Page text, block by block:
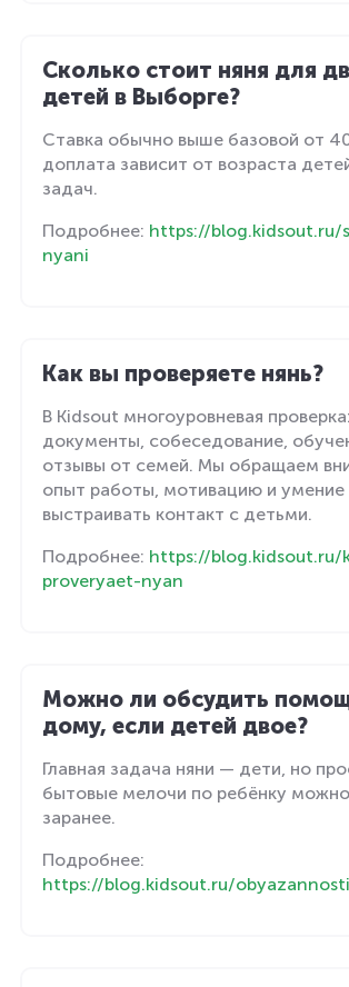
Сколько стоит няня для
детей в Выборге?
Ставка обычно выше базовой от
доплата зависит от возраста
задач.
Подробнее: https://blog.kidsout.ru/
nyani
Как вы проверяете нянь?
В Kidsout многоуровневая
документы, собеседование,
отзывы от семей. Мы обращаем
опыт работы, мотивацию и умение
выстраивать контакт с детьми.
Подробнее: https://blog.kidsout.ru/
proveryaet-nyan
Можно ли обсудить
дому, если детей двое?
Главная задача няни — дети, но
бытовые мелочи по ребёнку
заранее.
Подробнее:
https://blog.kidsout.ru/